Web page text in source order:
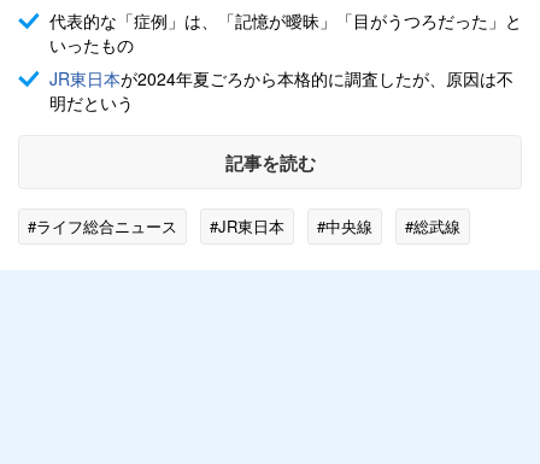
代表的な「症例」は、「記憶が曖昧」「目がうつろだった」と
いったもの
JR東日本が2024年夏ごろから本格的に調査したが、原因は不
明だという
記事を読む
#ライフ総合ニュース #JR東日本 #中央線 #総武線